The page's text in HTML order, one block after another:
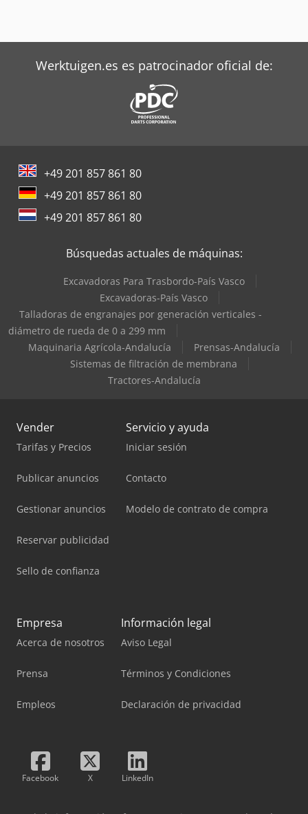
Werktuigen.es es patrocinador oficial de:
+49 201 857 861 80
+49 201 857 861 80
+49 201 857 861 80
Búsquedas actuales de máquinas:
Excavadoras Para Trasbordo-País Vasco
Excavadoras-País Vasco
Talladoras de engranajes por generación verticales -
diámetro de rueda de 0 a 299 mm
Maquinaria Agrícola-Andalucía
Prensas-Andalucía
Sistemas de filtración de membrana
Tractores-Andalucía
Vender
Tarifas y Precios
Publicar anuncios
Gestionar anuncios
Reservar publicidad
Sello de confianza
Servicio y ayuda
Iniciar sesión
Contacto
Modelo de contrato de compra
Empresa
Acerca de nosotros
Prensa
Empleos
Información legal
Aviso Legal
Términos y Condiciones
Declaración de privacidad
Facebook X LinkedIn